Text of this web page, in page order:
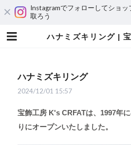
Instagramでフォローしてショ
取ろう
ハナミズキリング
2024/12/01 15:57
宝飾工房 K's CRFATは、 1997年
りにオープンいたしました。